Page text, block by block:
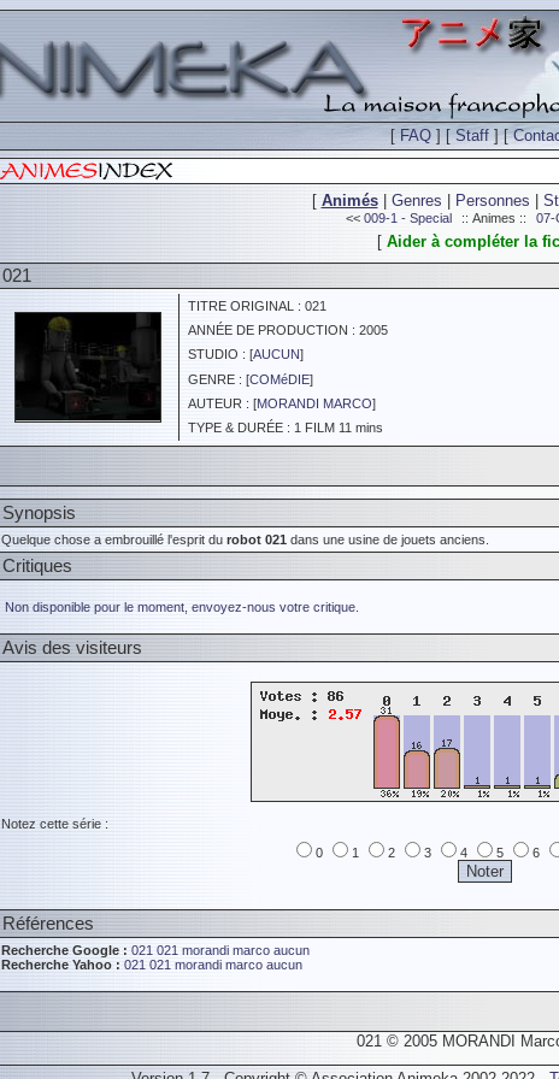
[FAQ ] [Staff ] [
[ Animés| Genres Personnes
<< 009-1 - Special :: Animes :: 07-
[ Aider à compléter la
021
TITRE ORIGINAL : 021
ANNÉE DE PRODUCTION : 2005
STUDIO : [AUCUN]
GENRE : [COMéDIE]
AUTEUR : [MORANDI MARCO]
TYPE & DURÉE : 1 FILM 11 mins
Synopsis
Quelque chose a embrouillé l'esprit du robot 021 dans une usine de jouets anciens.
Critiques
Non disponible pour le moment, envoyez-nous votre critique.
Avis des visiteurs
Notez cette série :
0
1 2 3 4 5 6
Références
Recherche Google : 021 021 morandi marco aucun
Recherche Yahoo : 021 021 morandi marco aucun
021 © 2005 MORANDI